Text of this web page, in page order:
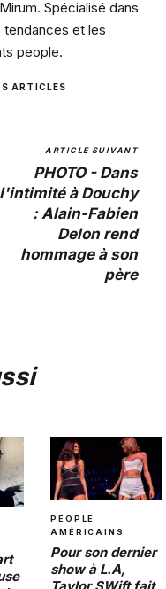
Spécialisé dans
et les
people.
ARTICLES
ARTICLE SUIVANT
PHOTO - Dans
l'intimité à Douchy
: Alain-Fabien
Delon rend
hommage à son
père
PEOPLE
AMÉRICAINS
Pour son dernier
show à L.A,